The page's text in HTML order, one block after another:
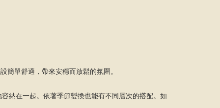
簡單舒適，帶來安穩而放鬆的氛圍。
納在一起。依著季節變換也能有不同層次的搭配。如